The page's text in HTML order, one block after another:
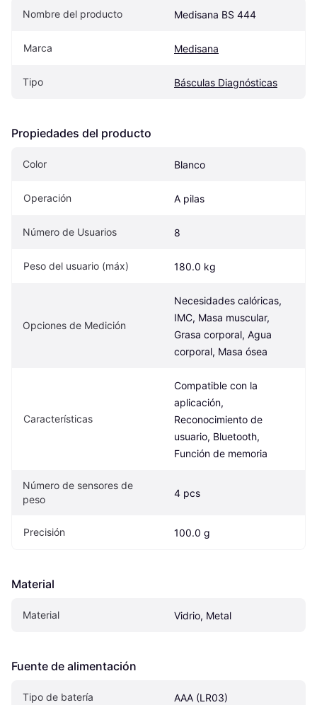
Nombre del producto Medisana BS 444
Marca Medisana
Tipo Básculas Diagnósticas
Propiedades del producto
Color Blanco
Operación A pilas
Número de Usuarios 8
Peso del usuario (máx) 180.0 kg
Opciones de Medición
Necesidades calóricas,
IMC, Masa muscular,
Grasa corporal, Agua
corporal, Masa ósea
Características
Compatible con la
aplicación,
Reconocimiento de
usuario, Bluetooth,
Función de memoria
Número de sensores de
peso
4 pcs
Precisión 100.0 g
Material
Material Vidrio, Metal
Fuente de alimentación
Tipo de batería AAA (LR03)